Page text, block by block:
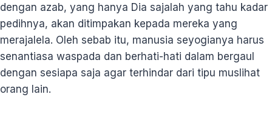
dengan azab, yang hanya Dia sajalah yang tahu kadar
pedihnya, akan ditimpakan kepada mereka yang
merajalela. Oleh sebab itu, manusia seyogianya harus
senantiasa waspada dan berhati-hati dalam bergaul
dengan sesiapa saja agar terhindar dari tipu muslihat
orang lain.